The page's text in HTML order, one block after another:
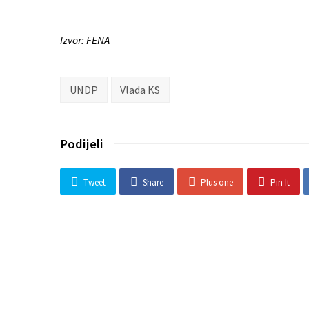
Izvor: FENA
UNDP Vlada KS
Podijeli
Tweet Share Plus one Pin It